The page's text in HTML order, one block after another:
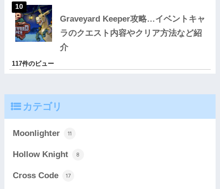
Graveyard Keeper攻略…イベントキャ
ラのクエスト内容やクリア方法など紹
介
117件のビュー
カテゴリ
Moonlighter 11
Hollow Knight 8
Cross Code 17